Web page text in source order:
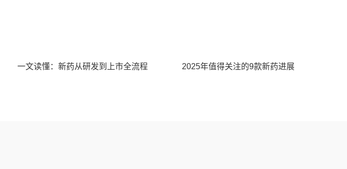
一文读懂：新药从研发到上市全流程 2025年值得关注的9款新药进展